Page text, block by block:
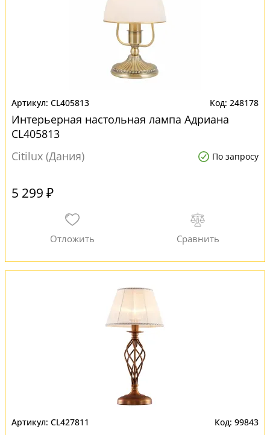
CL405813 248178
Интерьерная настольная лампа Адриана
CL405813
Citilux (Дания)
По запросу
5 299 ₽
CL427811 99843